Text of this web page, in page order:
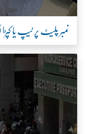
نمبر پلیٹ پر ٹیپ یا